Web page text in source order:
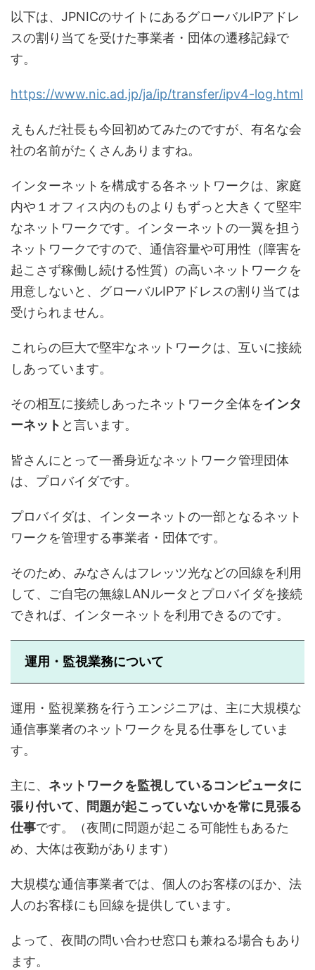
以下は、JPNICのサイトにあるグローバルIPアドレ
スの割り当てを受けた事業者・団体の遷移記録で
す。
https://www.nic.ad.jp/ja/ip/transfer/ipv4-log.html
えもんだ社長も今回初めてみたのですが、有名な会
社の名前がたくさんありますね。
インターネットを構成する各ネットワークは、家庭
内や１オフィス内のものよりもずっと大きくて堅牢
なネットワークです。インターネットの一翼を担う
ネットワークですので、通信容量や可用性（障害を
起こさず稼働し続ける性質）の高いネットワークを
用意しないと、グローバルIPアドレスの割り当ては
受けられません。
これらの巨大で堅牢なネットワークは、互いに接続
しあっています。
その相互に接続しあったネットワーク全体をインタ
ーネット と言います。
皆さんにとって一番身近なネットワーク管理団体
は、プロバイダです。
プロバイダは、インターネットの一部となるネット
ワークを管理する事業者・団体です。
そのため、みなさんはフレッツ光などの回線を利用
して、ご自宅の無線LANルータとプロバイダを接続
できれば、インターネットを利用できるのです。
運用・監視業務について
運用・監視業務を行うエンジニアは、主に大規模な
通信事業者のネットワークを見る仕事をしていま
す。
主に、 ネットワークを監視しているコンピュータに
張り付いて、問題が起こっていないかを常に見張る
仕事です。（夜間に問題が起こる可能性もあるた
め、大体は夜勤があります）
大規模な通信事業者では、個人のお客様のほか、法
人のお客様にも回線を提供しています。
よって、夜間の問い合わせ窓口も兼ねる場合もあり
ます。